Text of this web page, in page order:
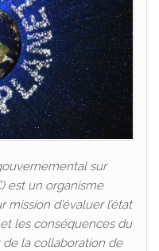
sur
est un organisme
d’évaluer l’état
les conséquences du
la collaboration de